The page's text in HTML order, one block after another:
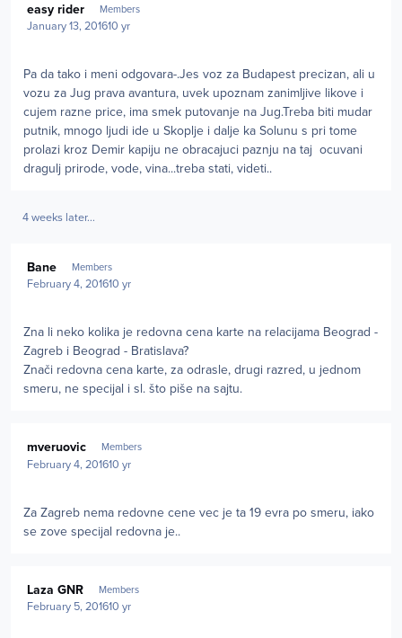
easy rider Members
January 13, 201610 yr
Pa da tako i meni odgovara-.Jes voz za Budapest precizan, ali u
vozu za Jug prava avantura, uvek upoznam zanimljive likove i
cujem razne price, ima smek putovanje na Jug.Treba biti mudar
putnik, mnogo ljudi ide u Skoplje i dalje ka Solunu s pri tome
prolazi kroz Demir kapiju ne obracajuci paznju na taj ocuvani
dragulj prirode, vode, vina...treba stati, videti..
4 weeks later...
Bane Members
February 4, 201610 yr
Zna li neko kolika je redovna cena karte na relacijama Beograd -
Zagreb i Beograd - Bratislava?
Znači redovna cena karte, za odrasle, drugi razred, u jednom
smeru, ne specijal i sl. što piše na sajtu.
mveruovic Members
February 4, 201610 yr
Za Zagreb nema redovne cene vec je ta 19 evra po smeru, iako
se zove specijal redovna je..
Laza GNR Members
February 5, 201610 yr